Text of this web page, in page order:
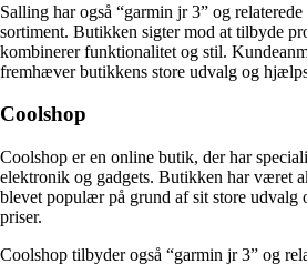
Salling har også “garmin jr 3” og
sortiment. Butikken sigter mod at tilbyde
kombinerer funktionalitet og stil.
fremhæver butikkens store udvalg og
Coolshop
Coolshop er en online butik, der har
elektronik og gadgets. Butikken har været
blevet populær på grund af sit store udvalg
priser.
Coolshop tilbyder også “garmin jr 3” og